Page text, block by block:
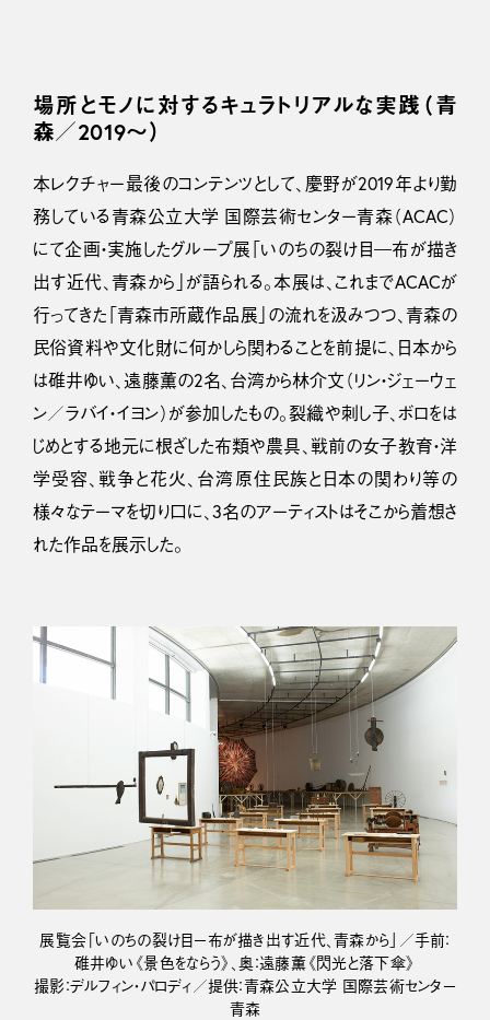
場所とモノに対するキュラトリアルな実践（青
森／2019〜）
本レクチャー最後のコンテンツとして、慶野が2019年より勤
務している青森公立大学 国際芸術センター青森（ACAC）
にて企画・実施したグループ展「いのちの裂け目―布が描き
出す近代、青森から」が語られる。本展は、これまでACACが
行ってきた「青森市所蔵作品展」の流れを汲みつつ、青森の
民俗資料や文化財に何かしら関わることを前提に、日本から
は碓井ゆい、遠藤薫の2名、台湾から林介文（リン・ジェーウェ
ン／ラバイ・イヨン）が参加したもの。裂織や刺し子、ボロをは
じめとする地元に根ざした布類や農具、戦前の女子教育・洋
学受容、戦争と花火、台湾原住民族と日本の関わり等の
様々なテーマを切り口に、3名のアーティストはそこから着想さ
れた作品を展示した。
展覧会「いのちの裂け目ー布が描き出す近代、青森から」／手前：
碓井ゆい《景色をならう》、奥：遠藤薫《閃光と落下傘》
撮影：デルフィン・パロディ／提供：青森公立大学 国際芸術センター
青森